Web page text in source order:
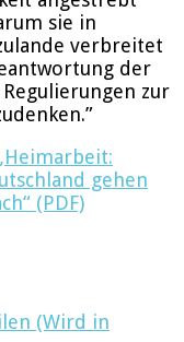
sie in
verbreitet
der
zur
gehen
(PDF)
(Wird in